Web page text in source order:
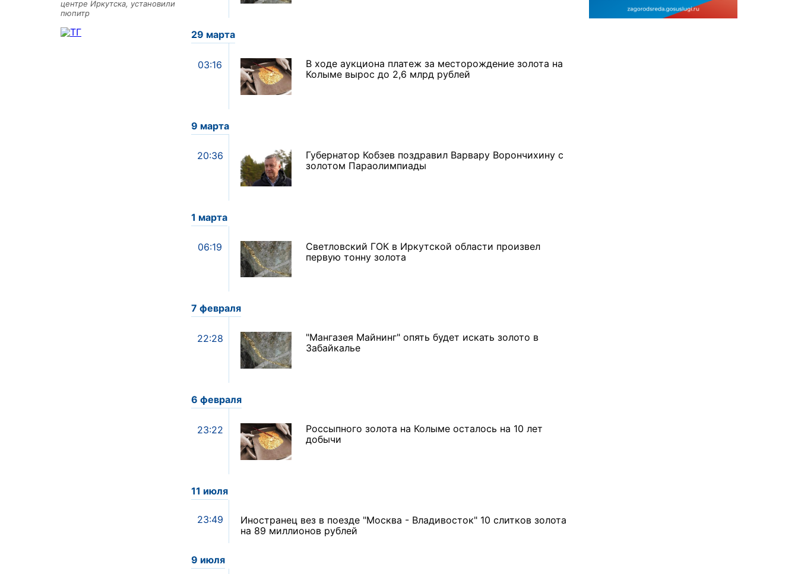
центре Иркутска, установили
пюпитр
29 марта
03:16
В ходе аукциона платеж за месторождение золота на
Колыме вырос до 2,6 млрд рублей
9 марта
20:36
Губернатор Кобзев поздравил Варвару Ворончихину с
золотом Параолимпиады
1 марта
06:19
Светловский ГОК в Иркутской области произвел
первую тонну золота
7 февраля
22:28
"Мангазея Майнинг" опять будет искать золото в
Забайкалье
6 февраля
23:22
Россыпного золота на Колыме осталось на 10 лет
добычи
11 июля
23:49
Иностранец вез в поезде "Москва - Владивосток" 10 слитков золота
на 89 миллионов рублей
9 июля